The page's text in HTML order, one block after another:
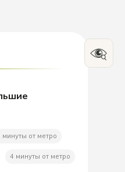
минуты от метро
4 минуты от метро